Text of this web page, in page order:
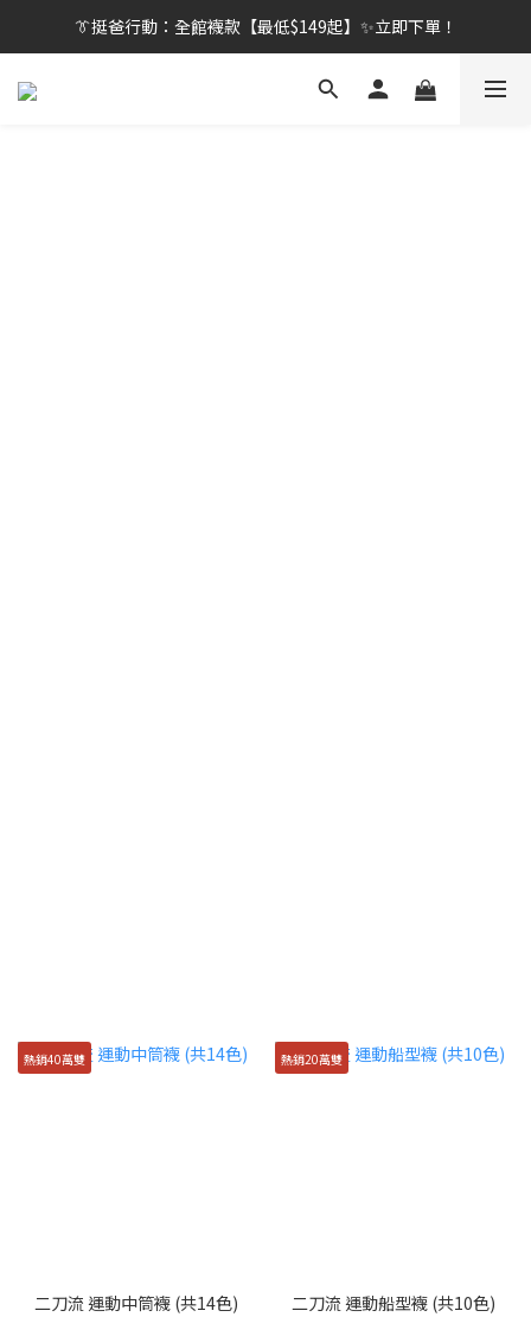
👔挺爸行動：全館襪款【最低$149起】✨立即下單！
👔挺爸行動：全館襪款【最低$149起】✨立即下單！
👔挺爸滿額贈：滿$1888就送💎品牌壓縮旅行袋！
熱銷40萬雙
二刀流 運動中筒襪 (共14色)
熱銷20萬雙
二刀流 運動船型襪 (共10色)